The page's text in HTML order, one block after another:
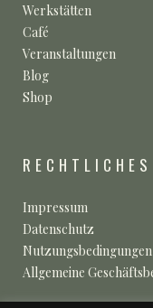
Werkstätten
Café
Veranstaltungen
Blog
Shop
RECHTLICHES
Impressum
Datenschutz
Nutzungsbedingungen
Allgemeine